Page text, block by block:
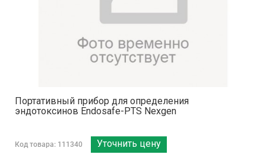
Портативный прибор для определения
эндотоксинов Endosafe-PTS Nexgen
Код товара: 111340 Уточнить цену